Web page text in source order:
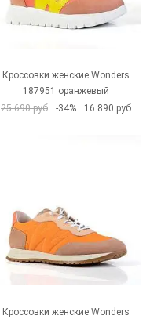
Кроссовки женские Wonders
187951 оранжевый
25 690 руб
-34% 16 890 руб
Кроссовки женские Wonders